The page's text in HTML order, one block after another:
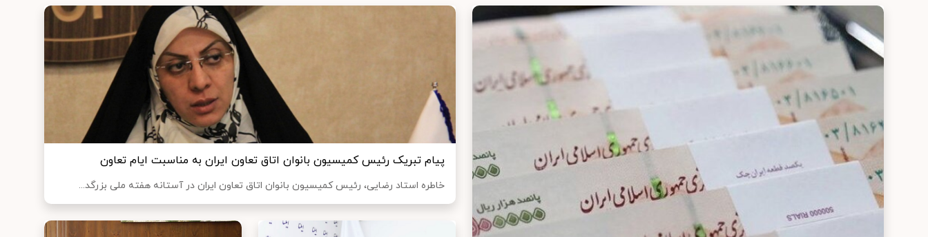
پیام تبریک رئیس کمیسیون بانوان اتاق تعاون ایران به مناسبت ایام تعاون
خاطره استاد رضایی، رئیس کمیسیون بانوان اتاق تعاون ایران در آستانه هفته ملی بزرگد...